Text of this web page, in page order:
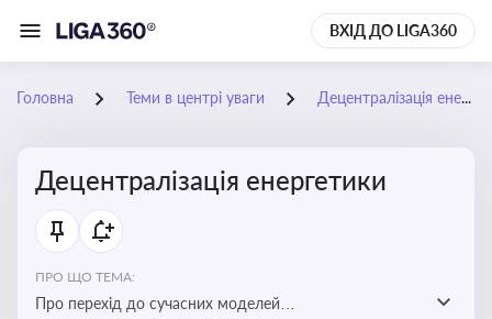
ВХІД ДО LIGA360
Головна Теми в центрі уваги Децентралізація енергетики
Децентралізація енергетики
ПРО ЩО ТЕМА:
Про перехід до сучасних моделей